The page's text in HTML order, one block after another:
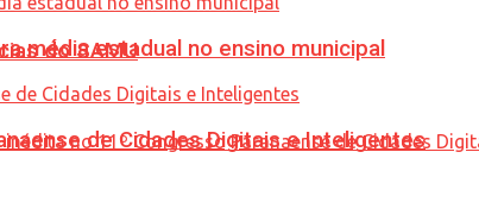
do SAMU
média estadual no ensino municipal
de Cidades Digitais e Inteligentes